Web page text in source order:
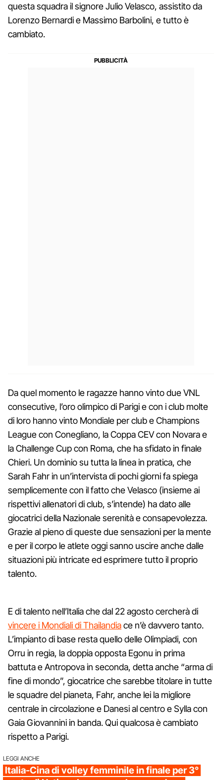
questa squadra il signore Julio Velasco, assistito da
Lorenzo Bernardi e Massimo Barbolini, e tutto è
cambiato.
Da quel momento le ragazze hanno vinto due VNL
consecutive, l’oro olimpico di Parigi e con i club molte
di loro hanno vinto Mondiale per club e Champions
League con Conegliano, la Coppa CEV con Novara e
la Challenge Cup con Roma, che ha sfidato in finale
Chieri. Un dominio su tutta la linea in pratica, che
Sarah Fahr in un’intervista di pochi giorni fa spiega
semplicemente con il fatto che Velasco (insieme ai
rispettivi allenatori di club, s’intende) ha dato alle
giocatrici della Nazionale serenità e consapevolezza.
Grazie al pieno di queste due sensazioni per la mente
e per il corpo le atlete oggi sanno uscire anche dalle
situazioni più intricate ed esprimere tutto il proprio
talento.
E di talento nell’Italia che dal 22 agosto cercherà di
vincere i Mondiali di Thailandiace n’è davvero tanto.
L’impianto di base resta quello delle Olimpiadi, con
Orru in regia, la doppia opposta Egonu in prima
battuta e Antropova in seconda, detta anche “arma di
fine di mondo”, giocatrice che sarebbe titolare in tutte
le squadre del pianeta, Fahr, anche lei la migliore
centrale in circolazione e Danesi al centro e Sylla con
Gaia Giovannini in banda. Qui qualcosa è cambiato
rispetto a Parigi.
LEGGI ANCHE
Italia-Cina di volley femminile in finale per 3°